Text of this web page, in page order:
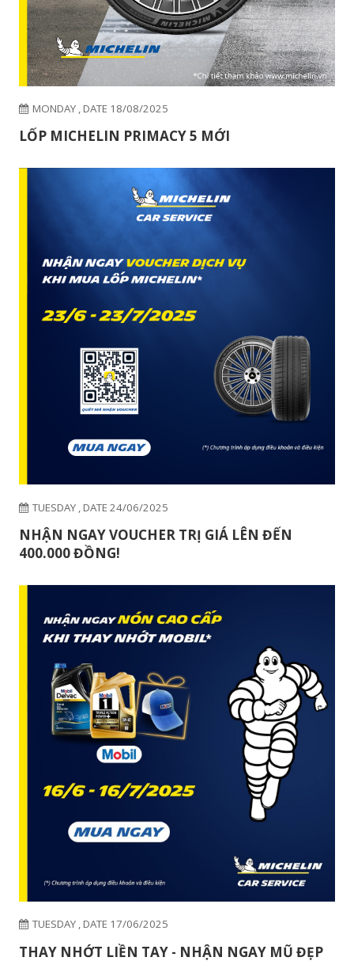
MONDAY , DATE 18/08/2025
LỐP MICHELIN PRIMACY 5 MỚI
NHẬN NGAY VOUCHER TRỊ GIÁ LÊN ĐẾN
400.000 ĐỒNG!